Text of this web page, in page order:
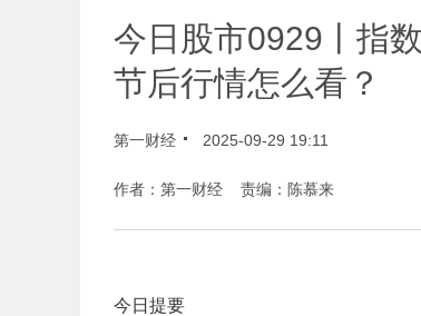
今日股市0929丨指
节后行情怎么看？
第一财经 2025-09-29 19:11
作者：第一财经 责编：陈慕来
今日提要